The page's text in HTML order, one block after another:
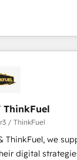
digital
rationale with
transformational
long-term
nous avons
passe
et la
experts sont à la
votre stratégie
DIGITALISIM : 🧽
des
des interfaces
/ ThinkFuel
ThinkFuel, we
digital